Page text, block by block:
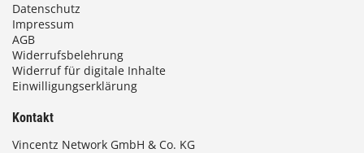
Datenschutz
Impressum
AGB
Widerrufsbelehrung
Widerruf für digitale Inhalte
Einwilligungserklärung
Kontakt
Vincentz Network GmbH & Co. KG